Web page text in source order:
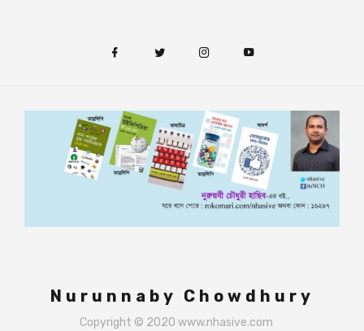
Nurunnaby Chowdhury
Copyright © 2020 www.nhasive.com